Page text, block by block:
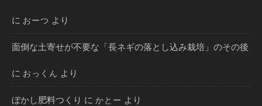
に おーつ より
面倒な土寄せが不要な「長ネギの落とし込み栽培」のその後
に おっくん より
ぼかし肥料つくり に かとー より